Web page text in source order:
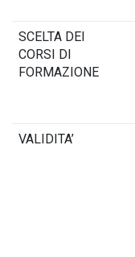
SCELTA DEI
CORSI DI
FORMAZIONE
VALIDITA’